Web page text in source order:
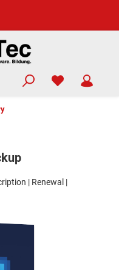
| Renewal |